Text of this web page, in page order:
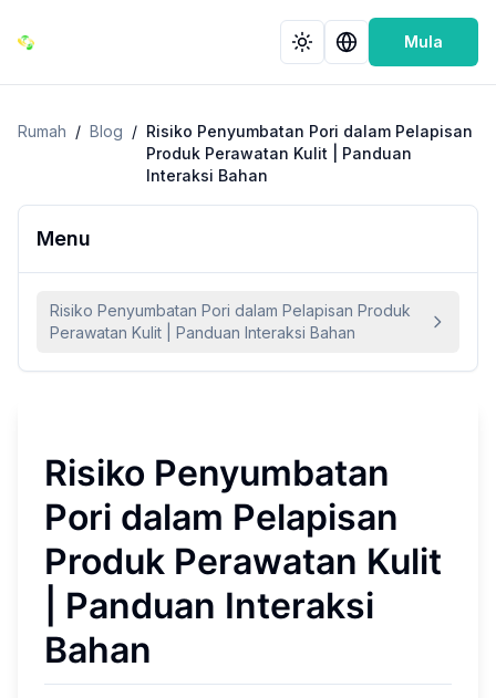
Mula
Rumah / Blog / Risiko Penyumbatan Pori dalam Pelapisan
Produk Perawatan Kulit | Panduan
Interaksi Bahan
Menu
Risiko Penyumbatan Pori dalam Pelapisan Produk
Perawatan Kulit | Panduan Interaksi Bahan
Risiko Penyumbatan
Pori dalam Pelapisan
Produk Perawatan Kulit
| Panduan Interaksi
Bahan